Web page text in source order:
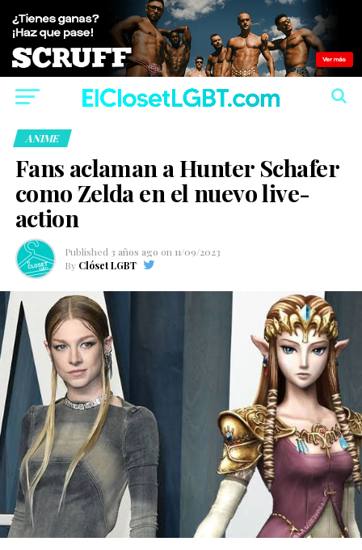
ANIME
Fans aclaman a Hunter Schafer
como Zelda en el nuevo live-
action
Published 3 años ago on 11/09/2023
By Clóset LGBT